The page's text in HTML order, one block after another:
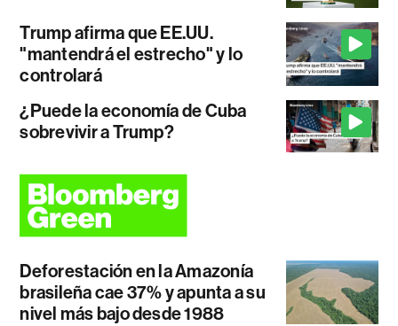
Trump afirma que EE.UU.
"mantendrá el estrecho" y lo
controlará
¿Puede la economía de Cuba
sobrevivir a Trump?
Deforestación en la Amazonía
brasileña cae 37% y apunta a su
nivel más bajo desde 1988